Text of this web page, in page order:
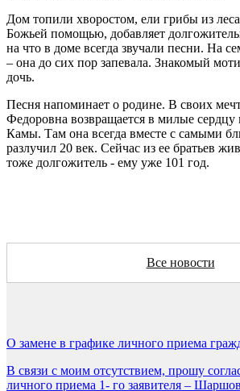
Дом топили хворостом, ели грибы из
Божьей помощью, добавляет
на что в доме всегда звучали песни. На
– она до сих пор запевала. Знакомый
дочь.
Песня напоминает о родине. В своих
Федоровна возвращается в милые сердцу
Камы. Там она всегда вместе с самыми
разлучил 20 век. Сейчас из ее братьев
тоже долгожитель - ему уже 101 год.
Все новости
О замене в графике личного приема
В связи с моим отсутствием, прошу
личного приема 1- го заявителя –